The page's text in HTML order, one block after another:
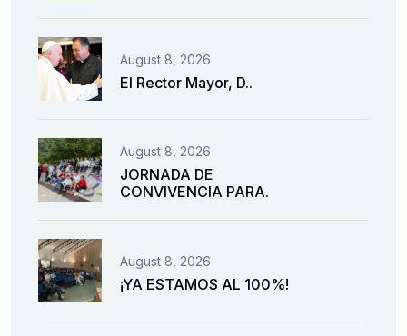
August 8, 2026
El Rector Mayor, D..
August 8, 2026
JORNADA DE
CONVIVENCIA PARA.
August 8, 2026
¡YA ESTAMOS AL 100%!